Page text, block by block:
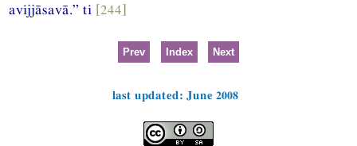
avijjāsavā.” ti [244]
Prev Index Next
last updated: June 2008